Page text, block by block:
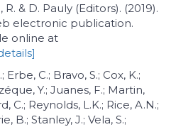
R. & D. Pauly (Editors). (2019).
electronic publication.
online at
Erbe, C.; Bravo, S.; Cox, K.;
Y.; Juanes, F.; Martin,
C.; Reynolds, L.K.; Rice, A.N.;
B.; Stanley, J.; Vela, S.;